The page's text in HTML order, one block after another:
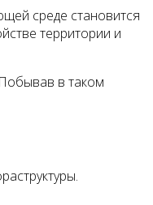
среде становится
территории и
в таком